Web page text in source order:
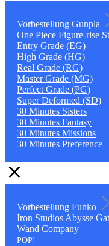
Vorbestellung Gunpla
One Piece Figure-rise
Entry Grade (EG)
High Grade (HG)
Real Grade (RG)
Master Grade (MG)
Perfect Grade (PG)
Super Deformed (SD)
30 Minutes Sisters
30 Minutes Fantasy
30 Minutes Missions
30 Minutes Preference
Vorbestellung Funko
Iron Studios Abysse
Wand Company
POP!